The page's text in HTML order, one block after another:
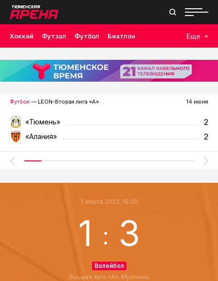
Хоккей Футзал Футбол Биатлон
Лыжные гонки Волейбол Плавание Дзюдо
Скалолазание Велоспорт Бокс
Еще
Футбол — LEON-Вторая лига «А» 14 июня
«Тюмень» 2
«Алания» 2
5 марта 2023, 19:00
1 : 3
Волейбол
Высшая лига «А». Мужчины